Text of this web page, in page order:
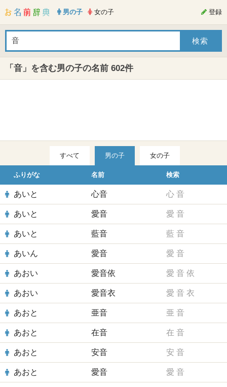
男の子 女の子 登録
「音」を含む男の子の名前 602件
すべて 男の子 女の子
ふりがな 名前 検索
あいと 心音 心 音
あいと 愛音 愛 音
あいと 藍音 藍 音
あいん 愛音 愛 音
あおい 愛音依 愛 音 依
あおい 愛音衣 愛 音 衣
あおと 亜音 亜 音
あおと 在音 在 音
あおと 安音 安 音
あおと 愛音 愛 音